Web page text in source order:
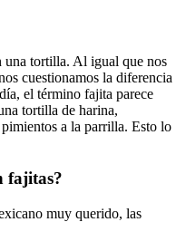
una tortilla. Al igual que nos
cuestionamos la diferencia
el término fajita parece
tortilla de harina,
a la parrilla. Esto lo
fajitas?
muy querido, las